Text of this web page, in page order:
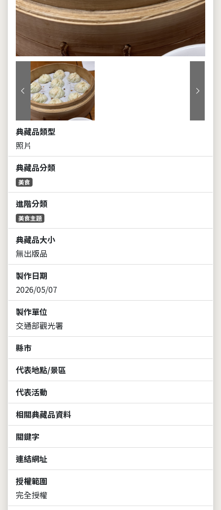
上一張 下一張
典藏品類型
照片
典藏品分類
美食
進階分類
美食主題
典藏品大小
無出版品
製作日期
2026/05/07
製作單位
交通部觀光署
縣市
代表地點/景區
代表活動
相關典藏品資料
關鍵字
連結網址
授權範圍
完全授權